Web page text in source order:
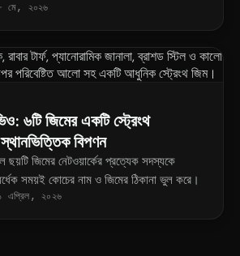
মে, ২০২৬
৬টি জিমের একটি স্ট্রেংথ
বিপণন
ছয়টি জিমের নেটওয়ার্কের প্রত্যেক সদস্যকে
সময়ই কোচের নাম ও জিমের ঠিকানা ভুল করে।
এপ্রিল, ২০২৬